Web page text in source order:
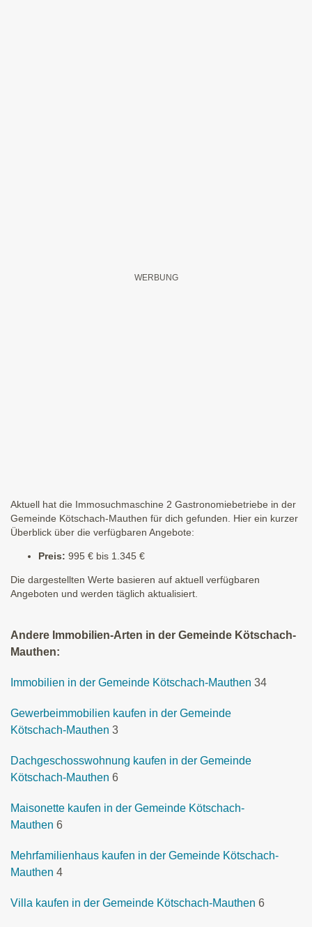
Aktuell hat die Immosuchmaschine 2 Gastronomiebetriebe in der
Gemeinde Kötschach-Mauthen für dich gefunden. Hier ein kurzer
Überblick über die verfügbaren Angebote:
Preis: 995 € bis 1.345 €
Die dargestellten Werte basieren auf aktuell verfügbaren
Angeboten und werden täglich aktualisiert.
Andere Immobilien-Arten in der Gemeinde Kötschach-
Mauthen:
Immobilien in der Gemeinde Kötschach-Mauthen 34
Gewerbeimmobilien kaufen in der Gemeinde
Kötschach-Mauthen 3
Dachgeschosswohnung kaufen in der Gemeinde
Kötschach-Mauthen 6
Maisonette kaufen in der Gemeinde Kötschach-
Mauthen 6
Mehrfamilienhaus kaufen in der Gemeinde Kötschach-
Mauthen 4
Villa kaufen in der Gemeinde Kötschach-Mauthen 6